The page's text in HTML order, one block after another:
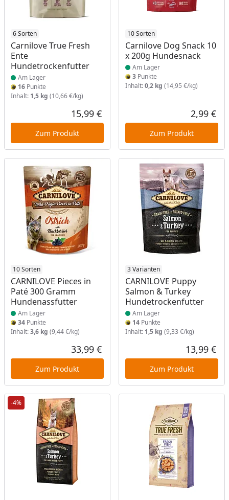
6 Sorten
Carnilove True Fresh
Ente
Hundetrockenfutter
Produkt am Lager
Am Lager
16 Punkte
Inhalt: 1,5 kg (10,66 €/kg)
Aktueller Preis
15,99 €
Zum Produkt
10 Sorten
Carnilove Dog Snack 10
x 200g Hundesnack
Produkt am Lager
Am Lager
3Punkte
Inhalt:0,2 kg (14,95 €/kg)
2,99 €
Zum Produkt
10 Sorten
CARNILOVE Pieces in
Paté 300 Gramm
Hundenassfutter
Produkt am Lager
Am Lager
34 Punkte
Inhalt:3,6 kg (9,44 €/kg)
Aktueller Preis
33,99 €
Zum Produkt
3 Varianten
CARNILOVE Puppy
Salmon & Turkey
Hundetrockenfutter
Produkt am Lager
Am Lager
14Punkte
Inhalt: 1,5 kg (9,33 €/kg)
13,99 €
Zum Produkt
-4%